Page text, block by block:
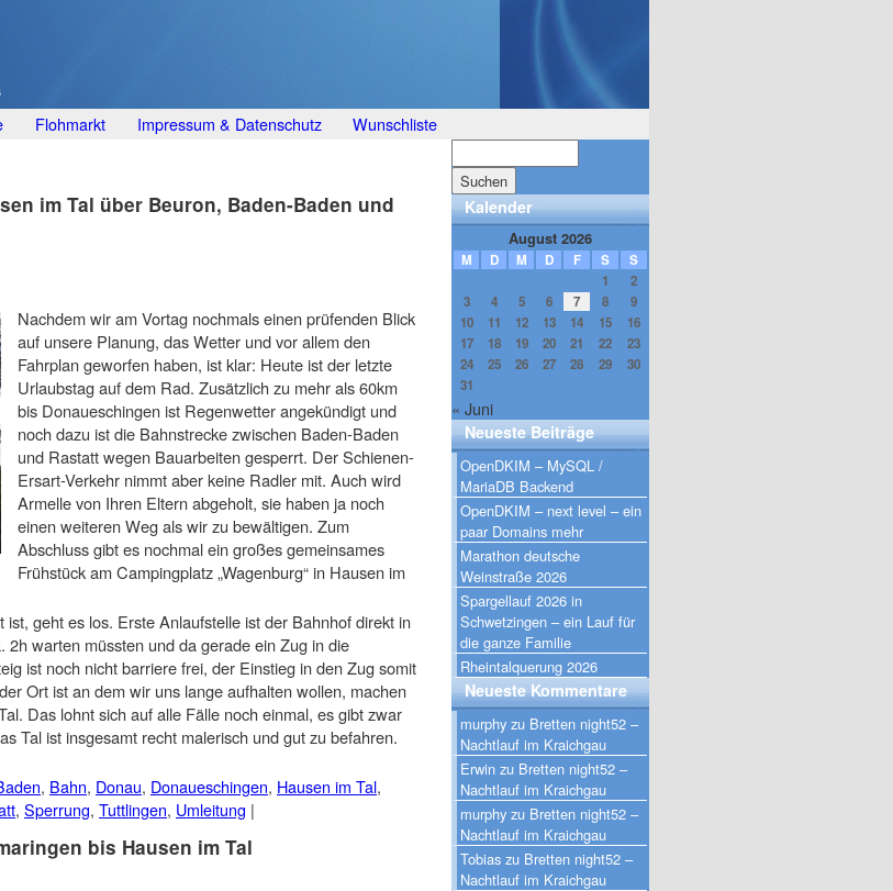
Flohmarkt Impressum & Datenschutz Wunschliste
im Tal über Beuron, Baden-Baden und
Nachdem wir am Vortag nochmals einen prüfenden Blick
auf unsere Planung, das Wetter und vor allem den
Fahrplan geworfen haben, ist klar: Heute ist der letzte
Urlaubstag auf dem Rad. Zusätzlich zu mehr als 60km
bis Donaueschingen ist Regenwetter angekündigt und
noch dazu ist die Bahnstrecke zwischen Baden-Baden
und Rastatt wegen Bauarbeiten gesperrt. Der Schienen-
Ersart-Verkehr nimmt aber keine Radler mit. Auch wird
Armelle von Ihren Eltern abgeholt, sie haben ja noch
einen weiteren Weg als wir zu bewältigen. Zum
Abschluss gibt es nochmal ein großes gemeinsames
Frühstück am Campingplatz „Wagenburg“ in Hausen im
geht es los. Erste Anlaufstelle ist der Bahnhof direkt in
warten müssten und da gerade ein Zug in die
ist noch nicht barriere frei, der Einstieg in den Zug somit
Ort ist an dem wir uns lange aufhalten wollen, machen
Das lohnt sich auf alle Fälle noch einmal, es gibt zwar
Tal ist insgesamt recht malerisch und gut zu befahren.
, Bahn, Donau, Donaueschingen, Hausen im Tal,
, Sperrung, Tuttlingen, Umleitung |
bis Hausen im Tal
Kalender
August 2026
M D M D F S
S
1
2
3
4 5 6 7 8
9
10
11 12 13 14 15
16
17
18 19 20 21 22
23
24
25 26 27 28 29
30
31
« Juni
Neueste Beiträge
OpenDKIM – MySQL /
MariaDB Backend
OpenDKIM – next level – ein
paar Domains mehr
Marathon deutsche
Weinstraße 2026
Spargellauf 2026 in
Schwetzingen – ein Lauf für
die ganze Familie
Rheintalquerung 2026
Neueste Kommentare
murphy zu Bretten night52 –
Nachtlauf im Kraichgau
Erwin zu Bretten night52 –
Nachtlauf im Kraichgau
murphy zu Bretten night52 –
Nachtlauf im Kraichgau
Tobias zu Bretten night52 –
Nachtlauf im Kraichgau